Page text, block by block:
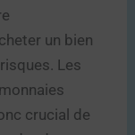
un bien
Les
crucial de